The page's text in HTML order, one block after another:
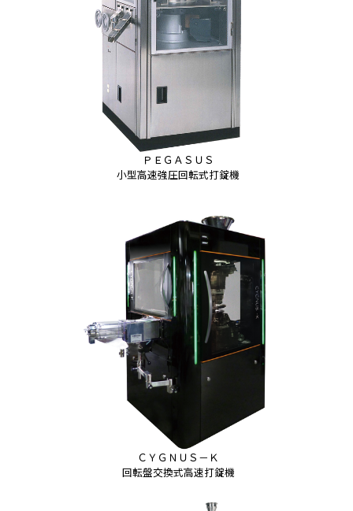
ＰＥＧＡＳＵＳ
小型高速強圧回転式打錠機
ＣＹＧＮＵＳ－Ｋ
回転盤交換式高速打錠機